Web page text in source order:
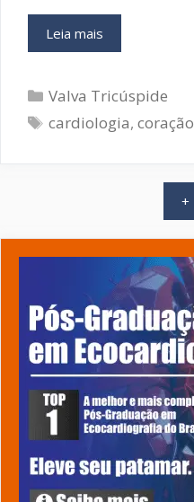
Leia mais
Padronizada
Valva
artigo
Categorias
Valva Tricúspide
Tags
cardiologia,coração
+